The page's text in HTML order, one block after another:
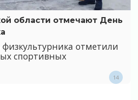
области отмечают День
отметили
спортивных
14